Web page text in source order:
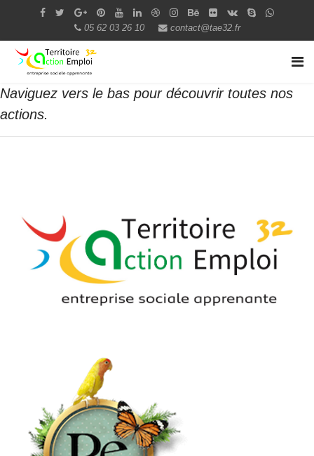
05 62 03 26 10 contact@tae32.fr
Naviguez vers le bas pour découvrir toutes nos
actions.